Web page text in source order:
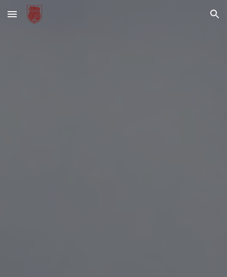
Skip to main content Skip to navigation